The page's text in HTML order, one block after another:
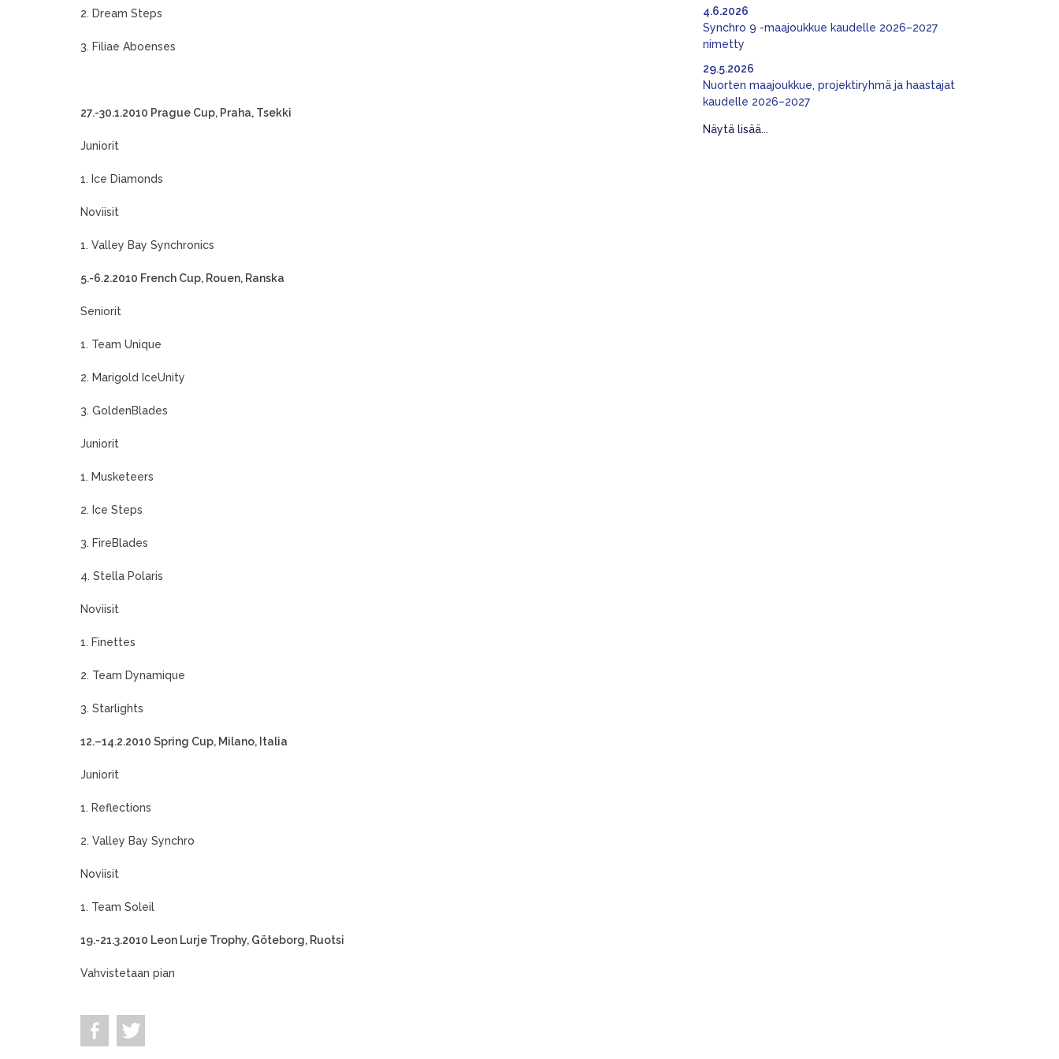
2. Dream Steps
3. Filiae Aboenses
27.-30.1.2010 Prague Cup, Praha, Tsekki
Juniorit
1. Ice Diamonds
Noviisit
1. Valley Bay Synchronics
5.-6.2.2010 French Cup, Rouen, Ranska
Seniorit
1. Team Unique
2. Marigold IceUnity
3. GoldenBlades
Juniorit
1. Musketeers
2. Ice Steps
3. FireBlades
4. Stella Polaris
Noviisit
1. Finettes
2. Team Dynamique
3. Starlights
12.–14.2.2010 Spring Cup, Milano, Italia
Juniorit
1. Reflections
2. Valley Bay Synchro
Noviisit
1. Team Soleil
19.-21.3.2010 Leon Lurje Trophy, Göteborg, Ruotsi
Vahvistetaan pian
Synchro 9 -maajoukkue kaudelle 2026–2027
nimetty
4.6.2026
Nuorten maajoukkue, projektiryhmä ja haastajat
kaudelle 2026–2027
29.5.2026
Näytä lisää...